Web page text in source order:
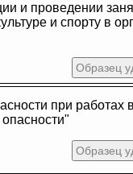
и проведении
и спорту в
Образец
при работах
Образец